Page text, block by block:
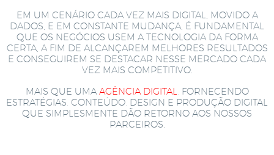
EM UM CENÁRIO CADA VEZ MAIS DIGITAL, MOVIDO A
DADOS, E EM CONSTANTE MUDANÇA, É FUNDAMENTAL
QUE OS NEGÓCIOS USEM A TECNOLOGIA DA FORMA
CERTA, A FIM DE ALCANÇAREM MELHORES RESULTADOS
E CONSEGUIREM SE DESTACAR NESSE MERCADO CADA
VEZ MAIS COMPETITIVO.
MAIS QUE UMA AGÊNCIA DIGITAL
, FORNECENDO
ESTRATÉGIAS, CONTEÚDO, DESIGN E PRODUÇÃO DIGITAL
QUE SIMPLESMENTE DÃO RETORNO AOS NOSSOS
PARCEIROS.